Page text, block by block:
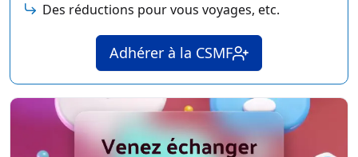
Des réductions pour vous voyages, etc.
Adhérer à la CSMF